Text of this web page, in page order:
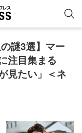
謎3選】マー
注目集まる
見たい」＜ネ